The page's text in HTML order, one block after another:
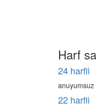
Harf
24 harfli
anuyumsuz
22 harfli